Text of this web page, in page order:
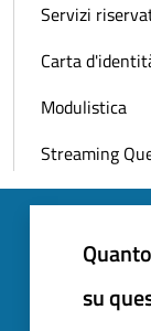
Servizi
Carta
Modulistica
Streaming
su